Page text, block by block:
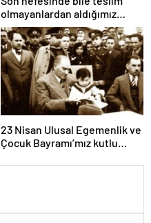
olmayanlardan aldığımız
bayrağı “Tam Bağımsız
Türkiye” mücadelemizde
dalgalandırıyoruz.
23 Nisan Ulusal Egemenlik ve
Çocuk Bayramı’mız kutlu